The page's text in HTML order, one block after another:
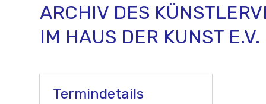
ARCHIV DES
IM HAUS DER KUNST E.V.
Termindetails